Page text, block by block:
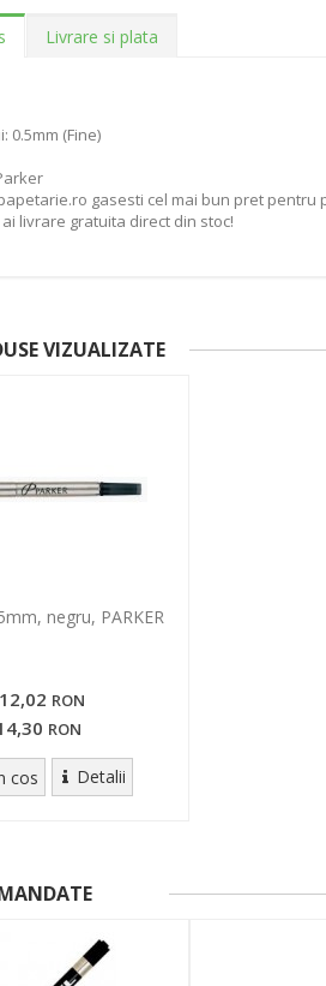
Livrare si plata
0.5mm (Fine)
gasesti cel mai bun pret pentru
livrare gratuita direct din stoc!
VIZUALIZATE
negru, PARKER
12,02 RON
RON
cos Detalii